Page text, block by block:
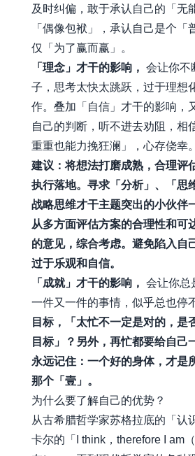
及时纠偏，敢于承认自己的「无
「偶像包袱」，承认自己是个「
仅「为了赢而赢」。
「理念」才干的影响， 会让你不
子，思考太快太跳跃，过于理想
作。叠加「自信」才干的影响，
自己的判断，听不进去劝阻，相
重重也能力挽狂澜」，心存侥幸。
建议：将想法打磨成熟，合理评
执行落地。寻求「分析」、「思
战略思维才干主题突出的小伙伴
从多方面评估方案的合理性和可
的意见，综合考虑。避免陷入自
过于乐观和自信。
「成就」才干的影响， 会让你总
一件又一件的事情，似乎总也停
目标，「太忙不一定是对的，是
目标」？另外，再忙都要给自己
永远记住：一个好的身体，才是
那个「壹」。
为什么要了解自己的优势？
从古希腊哲学家苏格拉底的「认
卡尔的「I think，therefore I am